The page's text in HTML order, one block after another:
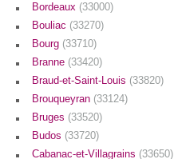
Bordeaux (33000)
Bouliac (33270)
Bourg (33710)
Branne (33420)
Braud-et-Saint-Louis (33820)
Brouqueyran (33124)
Bruges (33520)
Budos (33720)
Cabanac-et-Villagrains (33650)